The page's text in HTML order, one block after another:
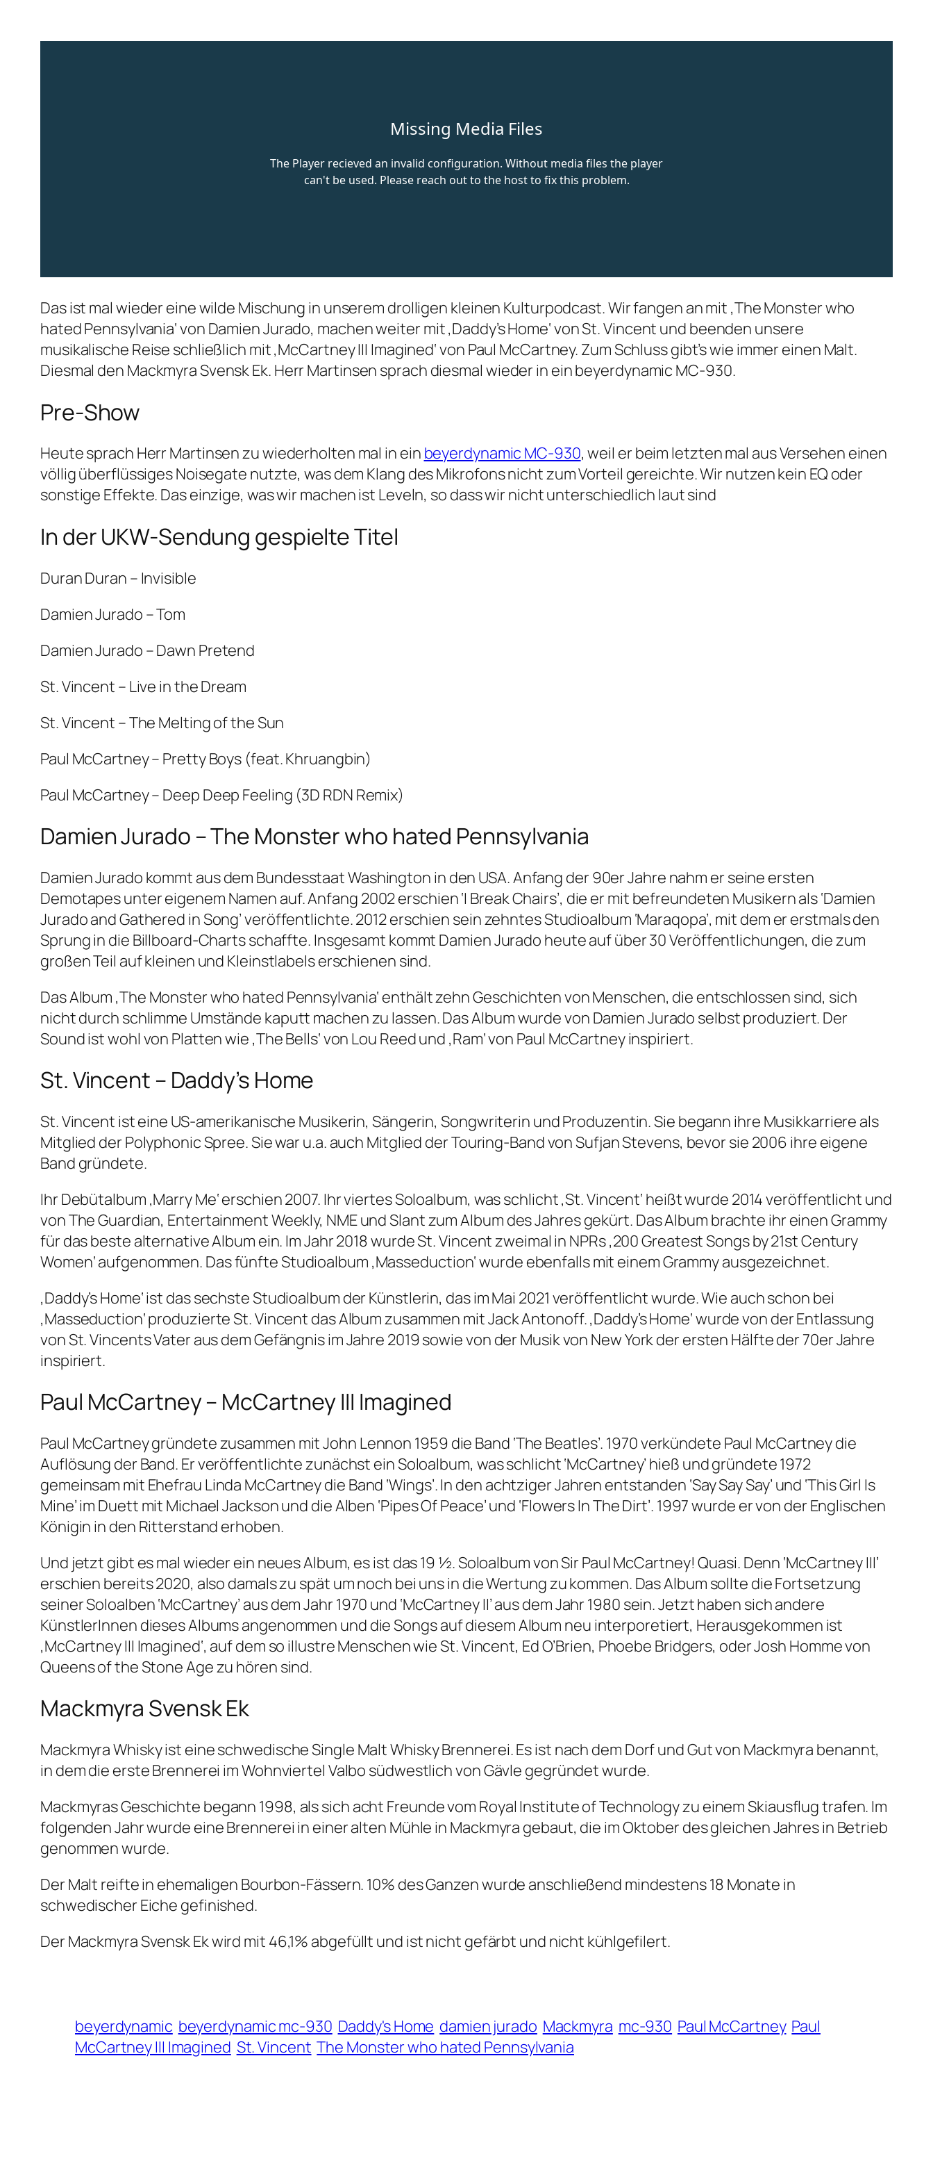
Das ist mal wieder eine wilde Mischung in unserem drolligen kleinen Kulturpodcast. Wir fangen an mit ‚The Monster who
hated Pennsylvania‘ von Damien Jurado, machen weiter mit ‚Daddy’s Home‘ von St. Vincent und beenden unsere
musikalische Reise schließlich mit ‚McCartney III Imagined‘ von Paul McCartney. Zum Schluss gibt’s wie immer einen Malt.
Diesmal den Mackmyra Svensk Ek. Herr Martinsen sprach diesmal wieder in ein beyerdynamic MC-930.
Pre-Show
Heute sprach Herr Martinsen zu wiederholten mal in ein beyerdynamic MC-930, weil er beim letzten mal aus Versehen einen
völlig überflüssiges Noisegate nutzte, was dem Klang des Mikrofons nicht zum Vorteil gereichte. Wir nutzen kein EQ oder
sonstige Effekte. Das einzige, was wir machen ist Leveln, so dass wir nicht unterschiedlich laut sind
In der UKW-Sendung gespielte Titel
Duran Duran – Invisible
Damien Jurado – Tom
Damien Jurado – Dawn Pretend
St. Vincent – Live in the Dream
St. Vincent – The Melting of the Sun
Paul McCartney – Pretty Boys (feat. Khruangbin)
Paul McCartney – Deep Deep Feeling (3D RDN Remix)
Damien Jurado – The Monster who hated Pennsylvania
Damien Jurado kommt aus dem Bundesstaat Washington in den USA. Anfang der 90er Jahre nahm er seine ersten
Demotapes unter eigenem Namen auf. Anfang 2002 erschien ‘I Break Chairs’, die er mit befreundeten Musikern als ‘Damien
Jurado and Gathered in Song’ veröffentlichte. 2012 erschien sein zehntes Studioalbum ‘Maraqopa’, mit dem er erstmals den
Sprung in die Billboard-Charts schaffte. Insgesamt kommt Damien Jurado heute auf über 30 Veröffentlichungen, die zum
großen Teil auf kleinen und Kleinstlabels erschienen sind.
Das Album ‚The Monster who hated Pennsylvania‘ enthält zehn Geschichten von Menschen, die entschlossen sind, sich
nicht durch schlimme Umstände kaputt machen zu lassen. Das Album wurde von Damien Jurado selbst produziert. Der
Sound ist wohl von Platten wie ‚The Bells‘ von Lou Reed und ‚Ram‘ von Paul McCartney inspiriert.
St. Vincent – Daddy’s Home
St. Vincent ist eine US-amerikanische Musikerin, Sängerin, Songwriterin und Produzentin. Sie begann ihre Musikkarriere als
Mitglied der Polyphonic Spree. Sie war u.a. auch Mitglied der Touring-Band von Sufjan Stevens, bevor sie 2006 ihre eigene
Band gründete.
Ihr Debütalbum ‚Marry Me‘ erschien 2007. Ihr viertes Soloalbum, was schlicht ‚St. Vincent‘ heißt wurde 2014 veröffentlicht und
von The Guardian, Entertainment Weekly, NME und Slant zum Album des Jahres gekürt. Das Album brachte ihr einen Grammy
für das beste alternative Album ein. Im Jahr 2018 wurde St. Vincent zweimal in NPRs ‚200 Greatest Songs by 21st Century
Women‘ aufgenommen. Das fünfte Studioalbum ‚Masseduction‘ wurde ebenfalls mit einem Grammy ausgezeichnet.
‚Daddy’s Home‘ ist das sechste Studioalbum der Künstlerin, das im Mai 2021 veröffentlicht wurde. Wie auch schon bei
‚Masseduction‘ produzierte St. Vincent das Album zusammen mit Jack Antonoff. ‚Daddy’s Home‘ wurde von der Entlassung
von St. Vincents Vater aus dem Gefängnis im Jahre 2019 sowie von der Musik von New York der ersten Hälfte der 70er Jahre
inspiriert.
Paul McCartney – McCartney III Imagined
Paul McCartney gründete zusammen mit John Lennon 1959 die Band ‘The Beatles’. 1970 verkündete Paul McCartney die
Auflösung der Band. Er veröffentlichte zunächst ein Soloalbum, was schlicht ‘McCartney’ hieß und gründete 1972
gemeinsam mit Ehefrau Linda McCartney die Band ‘Wings’. In den achtziger Jahren entstanden ‘Say Say Say’ und ‘This Girl Is
Mine’ im Duett mit Michael Jackson und die Alben ‘Pipes Of Peace’ und ‘Flowers In The Dirt’. 1997 wurde er von der Englischen
Königin in den Ritterstand erhoben.
Und jetzt gibt es mal wieder ein neues Album, es ist das 19 ½. Soloalbum von Sir Paul McCartney! Quasi. Denn ‘McCartney III’
erschien bereits 2020, also damals zu spät um noch bei uns in die Wertung zu kommen. Das Album sollte die Fortsetzung
seiner Soloalben ‘McCartney’ aus dem Jahr 1970 und ‘McCartney II’ aus dem Jahr 1980 sein. Jetzt haben sich andere
KünstlerInnen dieses Albums angenommen und die Songs auf diesem Album neu interporetiert, Herausgekommen ist
‚McCartney III Imagined‘, auf dem so illustre Menschen wie St. Vincent, Ed O’Brien, Phoebe Bridgers, oder Josh Homme von
Queens of the Stone Age zu hören sind.
Mackmyra Svensk Ek
Mackmyra Whisky ist eine schwedische Single Malt Whisky Brennerei. Es ist nach dem Dorf und Gut von Mackmyra benannt,
in dem die erste Brennerei im Wohnviertel Valbo südwestlich von Gävle gegründet wurde.
Mackmyras Geschichte begann 1998, als sich acht Freunde vom Royal Institute of Technology zu einem Skiausflug trafen. Im
folgenden Jahr wurde eine Brennerei in einer alten Mühle in Mackmyra gebaut, die im Oktober des gleichen Jahres in Betrieb
genommen wurde.
Der Malt reifte in ehemaligen Bourbon-Fässern. 10% des Ganzen wurde anschließend mindestens 18 Monate in
schwedischer Eiche gefinished.
Der Mackmyra Svensk Ek wird mit 46,1% abgefüllt und ist nicht gefärbt und nicht kühlgefilert.
beyerdynamic beyerdynamic mc-930 Daddy's Home damien jurado Mackmyra mc-930 Paul McCartney Paul
McCartney III Imagined St. Vincent The Monster who hated Pennsylvania